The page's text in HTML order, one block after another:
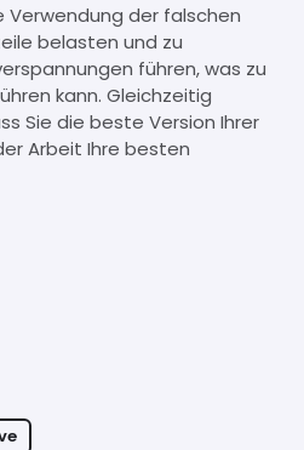
Verwendung der falschen
belasten und zu
führen, was zu
kann. Gleichzeitig
Sie die beste Version Ihrer
Arbeit Ihre besten